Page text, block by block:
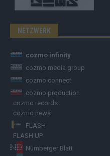
NETZWERK
cozmo infinity
cozmo media group
cozmo connect
cozmo production
cozmo records
cozmo news
FLASH
FLASH UP
Nürnberger Blatt